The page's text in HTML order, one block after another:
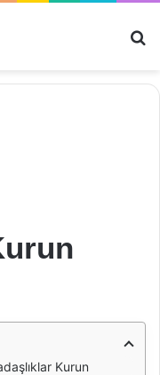
Kurun